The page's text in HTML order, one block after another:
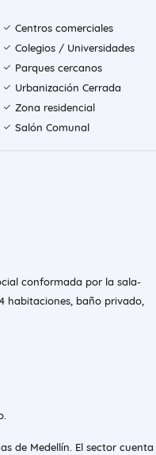
Centros comerciales
Colegios / Universidades
Parques cercanos
Urbanización Cerrada
Zona residencial
Salón Comunal
conformada por la sala-
habitaciones, baño privado,
de Medellín. El sector cuenta